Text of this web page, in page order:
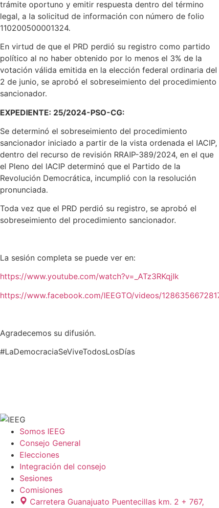
trámite oportuno y emitir respuesta dentro del término
legal, a la solicitud de información con número de folio
110200500001324.
En virtud de que el PRD perdió su registro como partido
político al no haber obtenido por lo menos el 3% de la
votación válida emitida en la elección federal ordinaria del
2 de junio, se aprobó el sobreseimiento del procedimiento
sancionador.
EXPEDIENTE: 25/2024-PSO-CG:
Se determinó el sobreseimiento del procedimiento
sancionador iniciado a partir de la vista ordenada el IACIP,
dentro del recurso de revisión RRAIP-389/2024, en el que
el Pleno del IACIP determinó que el Partido de la
Revolución Democrática, incumplió con la resolución
pronunciada.
Toda vez que el PRD perdió su registro, se aprobó el
sobreseimiento del procedimiento sancionador.
La sesión completa se puede ver en:
https://www.youtube.com/watch?v=_ATz3RKqjIk
https://www.facebook.com/IEEGTO/videos/
Agradecemos su difusión.
#LaDemocraciaSeViveTodosLosDías
Somos IEEG
Consejo General
Elecciones
Integración del consejo
Sesiones
Comisiones
Carretera Guanajuato Puentecillas km. 2 + 767,